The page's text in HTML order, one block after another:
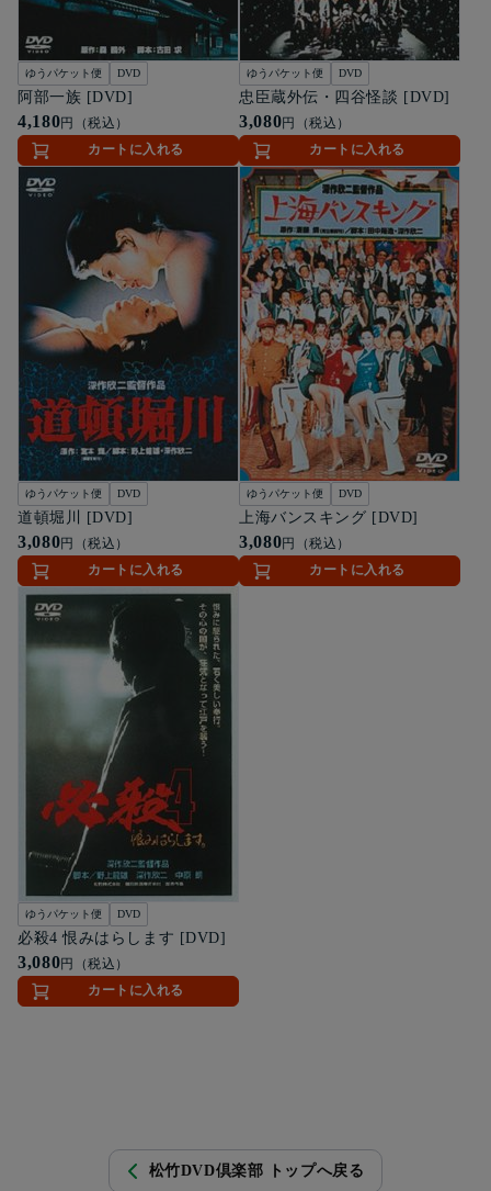
ゆうパケット便 DVD
阿部一族 [DVD]
4,180円（税込）
カートに入れる
ゆうパケット便 DVD
忠臣蔵外伝・四谷怪談 [DVD]
3,080円（税込）
カートに入れる
ゆうパケット便 DVD
道頓堀川 [DVD]
3,080円（税込）
カートに入れる
ゆうパケット便 DVD
上海バンスキング [DVD]
3,080円（税込）
カートに入れる
ゆうパケット便 DVD
必殺4 恨みはらします [DVD]
3,080円（税込）
カートに入れる
松竹DVD倶楽部 トップへ戻る